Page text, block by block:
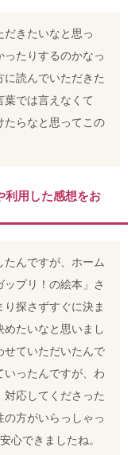
きたいなと思っ
たりするのかなっ
読んでいただきた
では言えなくて
たらなと思ってこの
利用した感想をお
んですが、ホーム
プリ！の絵本」さ
探さずすぐに決ま
めたいなと思いまし
せていただいたんで
ったんですが、わ
応してくださった
方がいらっしゃっ
心できましたね。